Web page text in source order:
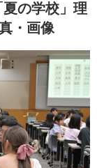
夏の学校」理
・画像